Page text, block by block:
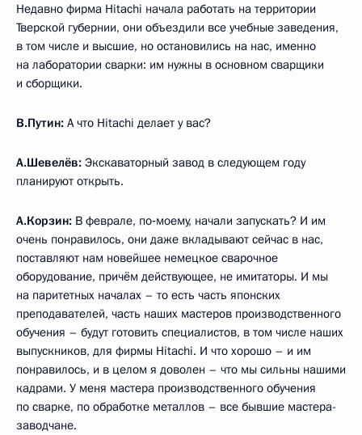
Недавно фирма Hitachi начала работать на территории
Тверской губернии, они объездили все учебные заведения,
в том числе и высшие, но остановились на нас, именно
на лаборатории сварки: им нужны в основном сварщики
и сборщики.
В.Путин: А что Hitachi делает у вас?
А.Шевелёв: Экскаваторный завод в следующем году
планируют открыть.
А.Корзин: В феврале, по‑моему, начали запускать? И им
очень понравилось, они даже вкладывают сейчас в нас,
поставляют нам новейшее немецкое сварочное
оборудование, причём действующее, не имитаторы. И мы
на паритетных началах – то есть часть японских
преподавателей, часть наших мастеров производственного
обучения – будут готовить специалистов, в том числе наших
выпускников, для фирмы Hitachi. И что хорошо – и им
понравилось, и в целом я доволен – что мы сильны нашими
кадрами. У меня мастера производственного обучения
по сварке, по обработке металлов – все бывшие мастера-
заводчане.